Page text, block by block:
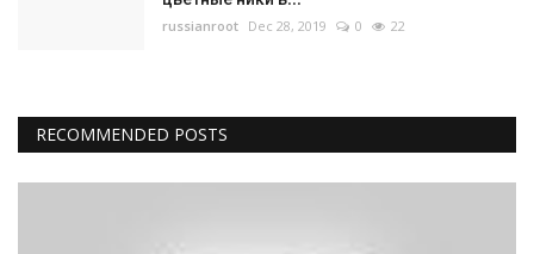
russianroot Dec 28, 2019 0 22
RECOMMENDED POSTS